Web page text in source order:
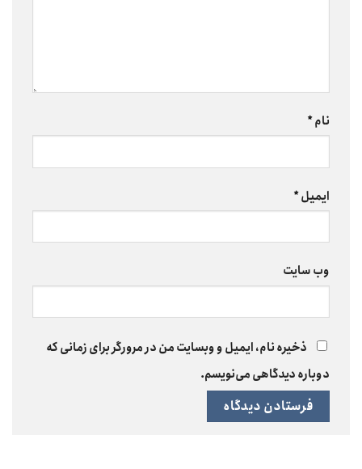
نام*
ایمیل*
وب‌ سایت
ذخیره نام، ایمیل و وبسایت من در مرورگر برای زمانی که
دوباره دیدگاهی می‌نویسم.